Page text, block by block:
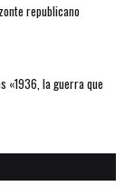
republicano
«1936, la guerra que